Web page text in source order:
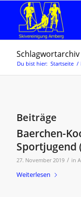
Schlagwortarchiv
Du bist hier: Startseite /
Beiträge
Baerchen-
Sportjugend
27. November 2019 / in
Weiterlesen